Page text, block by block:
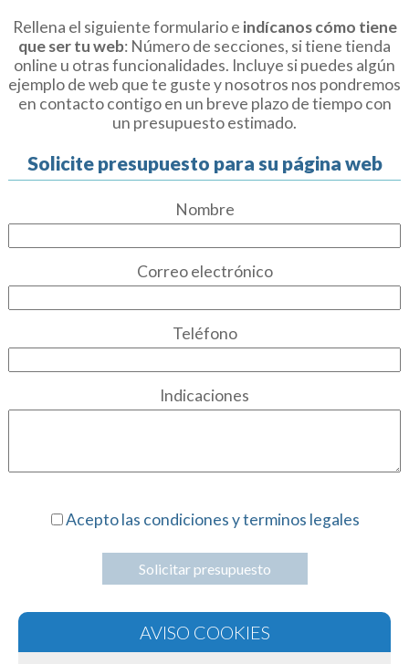
Rellena el siguiente formulario e indícanos cómo tiene
que ser tu web: Número de secciones, si tiene tienda
online u otras funcionalidades. Incluye si puedes algún
ejemplo de web que te guste y nosotros nos pondremos
en contacto contigo en un breve plazo de tiempo con
un presupuesto estimado.
Solicite presupuesto para su página web
Nombre
Correo electrónico
Teléfono
Indicaciones
Acepto las condiciones y terminos legales
Solicitar presupuesto